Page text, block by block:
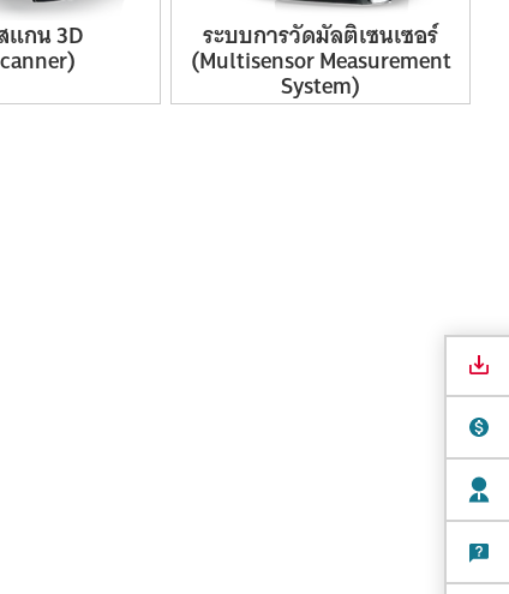
แกน 3D ระบบการวัดมัลติเซนเซอร์
(MultisensorMeasurement
System)